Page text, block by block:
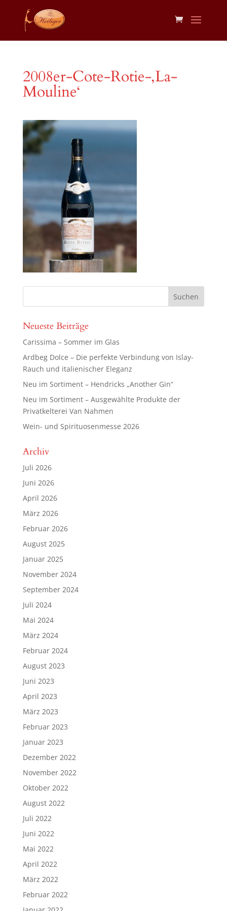
2008er-Cote-Rotie-‚La-
Mouline‘
Neueste Beiträge
Carissima – Sommer im Glas
Ardbeg Dolce – Die perfekte Verbindung von Islay-
Rauch und italienischer Eleganz
Neu im Sortiment – Hendricks „Another Gin“
Neu im Sortiment – Ausgewählte Produkte der
Privatkelterei Van Nahmen
Wein- und Spirituosenmesse 2026
Archiv
Juli 2026
Juni 2026
April 2026
März 2026
Februar 2026
August 2025
Januar 2025
November 2024
September 2024
Juli 2024
Mai 2024
März 2024
Februar 2024
August 2023
Juni 2023
April 2023
März 2023
Februar 2023
Januar 2023
Dezember 2022
November 2022
Oktober 2022
August 2022
Juli 2022
Juni 2022
Mai 2022
April 2022
März 2022
Februar 2022